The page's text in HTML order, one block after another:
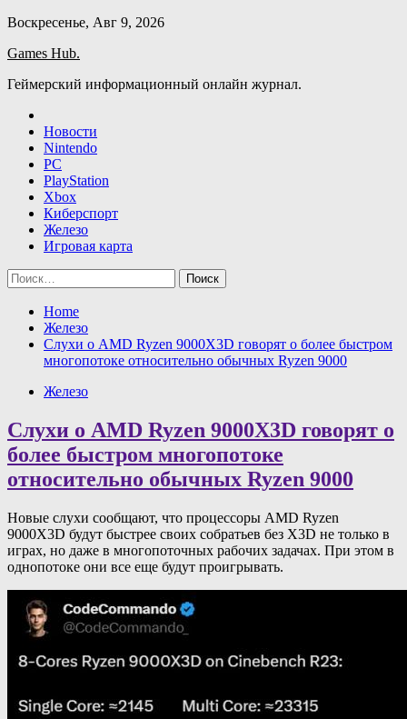
Skip
content
Воскресенье, Авг 9, 2026
Games Hub.
Геймерский информационный онлайн журнал.
Новости
Nintendo
PC
PlayStation
Xbox
Киберспорт
Железо
Игровая карта
Найти:
Home
Железо
Слухи о AMD Ryzen 9000X3D говорят о более быстром
многопотоке относительно обычных Ryzen 9000
Железо
Слухи о AMD Ryzen 9000X3D говорят о
более быстром многопотоке
относительно обычных Ryzen 9000
Новые слухи сообщают, что процессоры AMD Ryzen
9000X3D будут быстрее своих собратьев без X3D не только в
играх, но даже в многопоточных рабочих задачах. При этом в
однопотоке они все еще будут проигрывать.